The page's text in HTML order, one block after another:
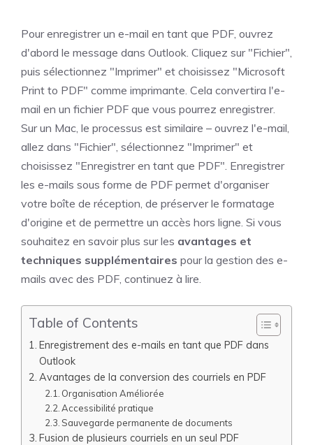
Pour enregistrer un e-mail en tant que PDF, ouvrez
d'abord le message dans Outlook. Cliquez sur "Fichier",
puis sélectionnez "Imprimer" et choisissez "Microsoft
Print to PDF" comme imprimante. Cela convertira l'e-
mail en un fichier PDF que vous pourrez enregistrer.
Sur un Mac, le processus est similaire – ouvrez l'e-mail,
allez dans "Fichier", sélectionnez "Imprimer" et
choisissez "Enregistrer en tant que PDF". Enregistrer
les e-mails sous forme de PDF permet d'organiser
votre boîte de réception, de préserver le formatage
d'origine et de permettre un accès hors ligne. Si vous
souhaitez en savoir plus sur les avantages et
techniques supplémentaires pour la gestion des e-
mails avec des PDF, continuez à lire.
Table of Contents
Enregistrement des e-mails en tant que PDF dans
Outlook
Avantages de la conversion des courriels en PDF
Organisation Améliorée
Accessibilité pratique
Sauvegarde permanente de documents
Fusion de plusieurs courriels en un seul PDF